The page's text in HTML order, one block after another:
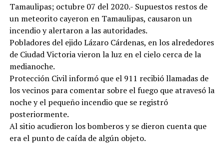
Tamaulipas; octubre 07 del 2020.- Supuestos restos de
un meteorito cayeron en Tamaulipas, causaron un
incendio y alertaron a las autoridades.
Pobladores del ejido Lázaro Cárdenas, en los alrededores
de Ciudad Victoria vieron la luz en el cielo cerca de la
medianoche.
Protección Civil informó que el 911 recibió llamadas de
los vecinos para comentar sobre el fuego que atravesó la
noche y el pequeño incendio que se registró
posteriormente.
Al sitio acudieron los bomberos y se dieron cuenta que
era el punto de caída de algún objeto.